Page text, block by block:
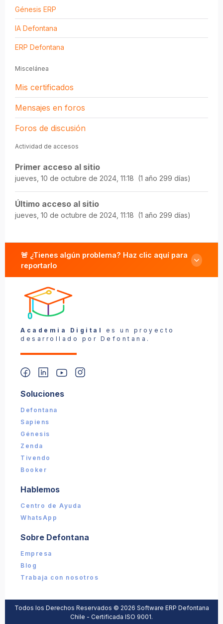
Génesis ERP
IA Defontana
ERP Defontana
Miscelánea
Mis certificados
Mensajes en foros
Foros de discusión
Actividad de accesos
Primer acceso al sitio
jueves, 10 de octubre de 2024, 11:18 (1 año 299 días)
Último acceso al sitio
jueves, 10 de octubre de 2024, 11:18 (1 año 299 días)
🚨 ¿Tienes algún problema? Haz clic aquí para
reportarlo
Reportar un problema
📎 Captura (opcional):
Academia Digital
es un proyecto
desarrollado por Defontana.
Soluciones
Defontana
Sapiens
Génesis
Zenda
Tivendo
Booker
Hablemos
Centro de Ayuda
WhatsApp
Sobre Defontana
Empresa
Blog
Trabaja con nosotros
Todos los Derechos Reservados © 2026 Software ERP Defontana
Chile - Certificada ISO 9001.